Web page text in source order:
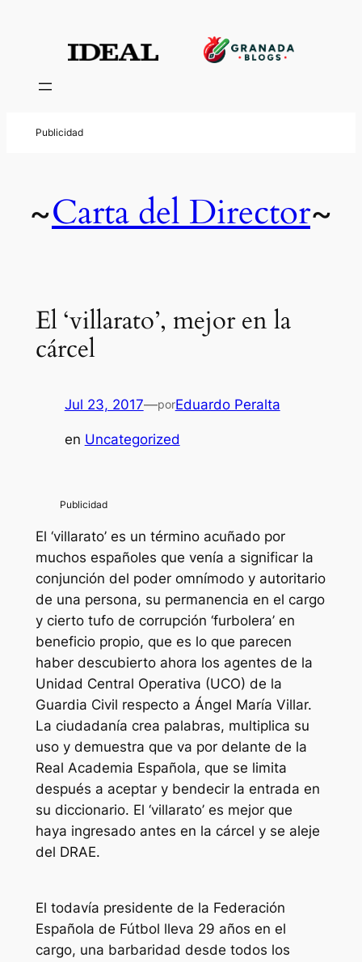
~Carta del Director~
El ‘villarato’, mejor en la
cárcel
Jul 23, 2017—porEduardo Peralta
en Uncategorized
El ‘villarato’ es un término acuñado por
muchos españoles que venía a significar la
conjunción del poder omnímodo y autoritario
de una persona, su permanencia en el cargo
y cierto tufo de corrupción ‘furbolera’ en
beneficio propio, que es lo que parecen
haber descubierto ahora los agentes de la
Unidad Central Operativa (UCO) de la
Guardia Civil respecto a Ángel María Villar.
La ciudadanía crea palabras, multiplica su
uso y demuestra que va por delante de la
Real Academia Española, que se limita
después a aceptar y bendecir la entrada en
su diccionario. El ‘villarato’ es mejor que
haya ingresado antes en la cárcel y se aleje
del DRAE.
El todavía presidente de la Federación
Española de Fútbol lleva 29 años en el
cargo, una barbaridad desde todos los